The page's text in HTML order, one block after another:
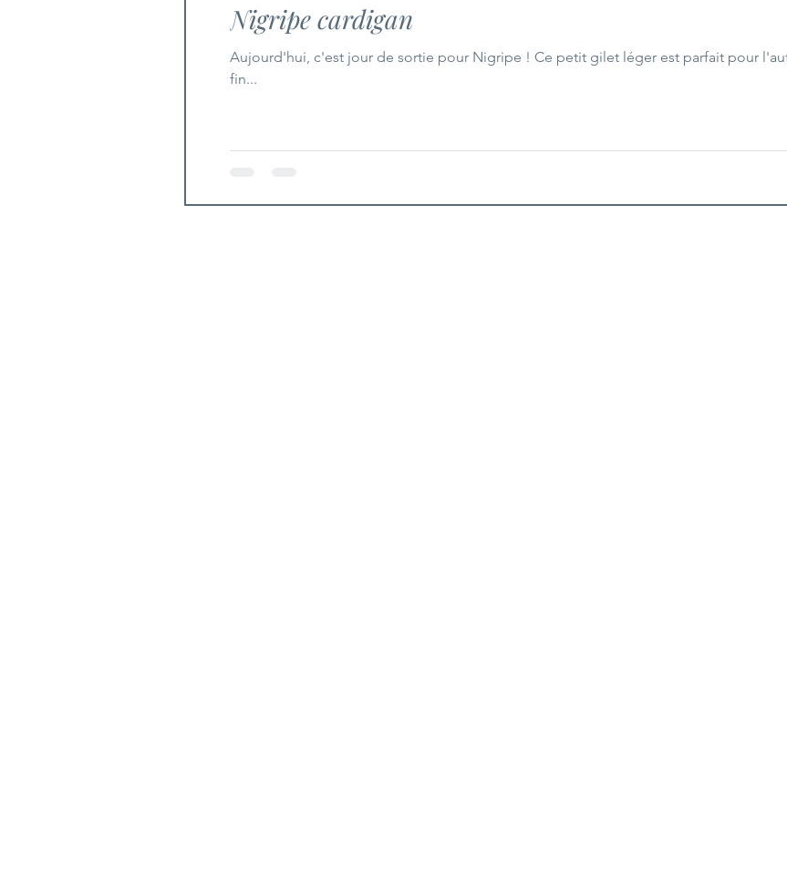
Nigripe cardigan
Aujourd'hui, c'est jour de sortie pour Nigripe ! Ce petit gilet léger est parfait pour
fin...